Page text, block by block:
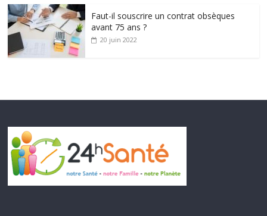
Faut-il souscrire un contrat obsèques
avant 75 ans ?
20 juin 2022